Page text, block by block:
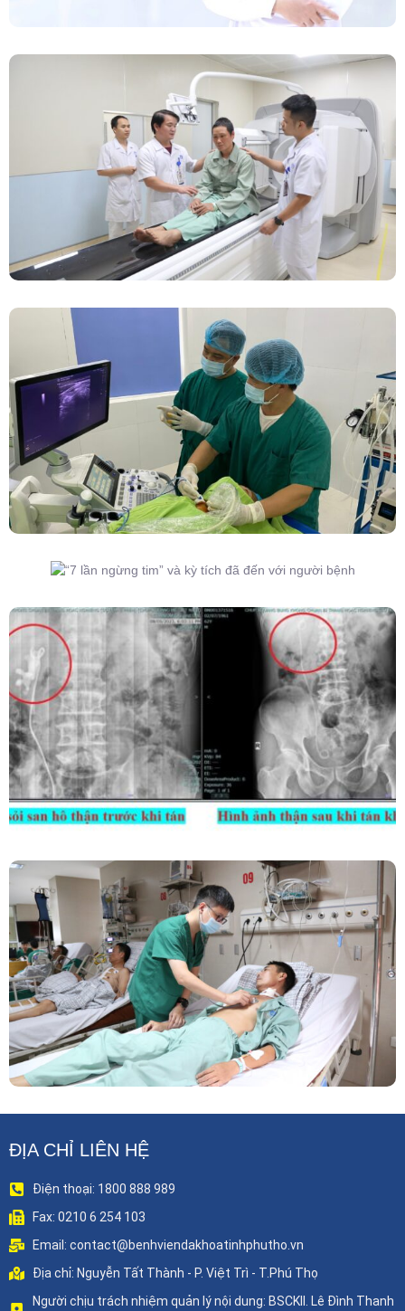
Chính Thức Vận Hành Máy Xạ Hình Thế Hệ
Mới Spect/CT Trong Chẩn Đoán Và Điều Trị
Ung Thư Tại Bệnh Viện Đa Khoa Tỉnh Phú Thọ
Đốt Sóng Cao Tần Dưới Siêu Âm, Điều Trị U
Lành Tuyến Giáp Không Cần Phẫu Thuật
Người Bệnh
Kết Hợp Tán Sỏi Qua Da Và Tán Sỏi Nội Soi
Ống Mềm – Kỹ Thuật Cao Loại Bỏ Triệt Để Sỏi
San Hô Thận
Phẫu Thuật Nội Soi Thay Van Tim – Bước Tiến
Vững Chắc Của Khoa Phẫu Thuật Tim Mạch
Lồng Ngực BVĐK Tỉnh Phú Thọ
ĐỊA CHỈ LIÊN HỆ
Điện thoại: 1800 888 989
Fax: 0210 6 254 103
Email: contact@benhviendakhoatinhphutho.vn
Địa chỉ: Nguyễn Tất Thành - P. Việt Trì - T.Phú Thọ
Người chịu trách nhiệm quản lý nội dung: BSCKII. Lê Đình Thanh